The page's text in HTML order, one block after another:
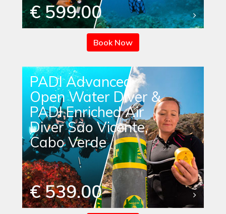
€ 599.00
Book Now
PADI Advanced
Open Water Diver &
PADI Enriched Air
Diver São Vicente,
Cabo Verde
€ 539.00